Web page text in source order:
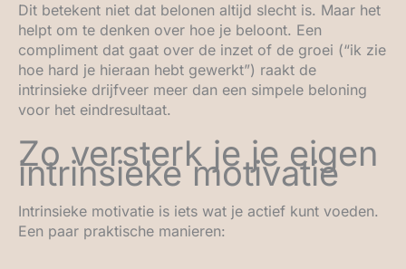
Dit betekent niet dat belonen altijd slecht is. Maar het
helpt om te denken over hoe je beloont. Een
compliment dat gaat over de inzet of de groei (“ik zie
hoe hard je hieraan hebt gewerkt”) raakt de
intrinsieke drijfveer meer dan een simpele beloning
voor het eindresultaat.
Zo versterk je je eigen
intrinsieke motivatie
Intrinsieke motivatie is iets wat je actief kunt voeden.
Een paar praktische manieren: